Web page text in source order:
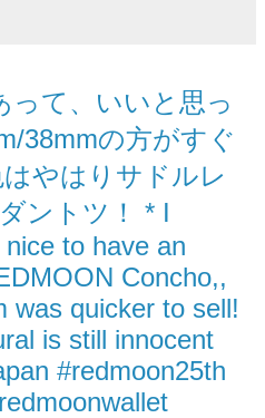
って、いいと思っ
38mmの方がすぐ
やはりサドルレ
ントツ！ * I
to have an
Concho,,
was quicker to sell!
is still innocent
#redmoon25th